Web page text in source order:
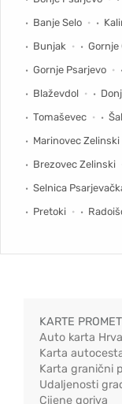
Banje Selo
Bunjak
Gornje
Gornje Psarjevo
Blaževdol
Tomaševec
Marinovec Zelinski
Brezovec Zelinski
Selnica
Pretoki
KARTE PROMET
Auto karta
Karta
Karta granični
Udaljenosti
Cijene goriva